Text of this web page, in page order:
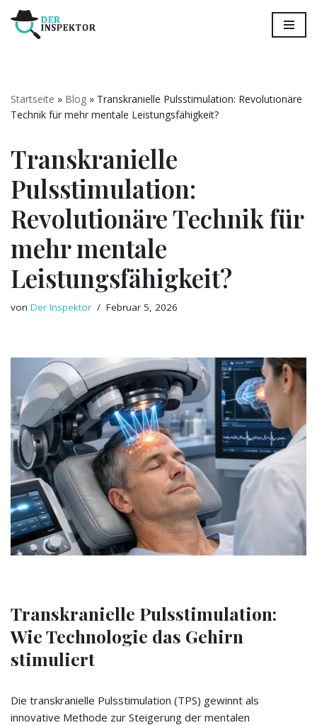
Startseite » Blog » Transkranielle Pulsstimulation: Revolutionäre
Technik für mehr mentale Leistungsfähigkeit?
Transkranielle
Pulsstimulation:
Revolutionäre Technik für
mehr mentale
Leistungsfähigkeit?
von Der Inspektor Februar 5, 2026
Transkranielle Pulsstimulation:
Wie Technologie das Gehirn
stimuliert
Die transkranielle Pulsstimulation (TPS) gewinnt als
innovative Methode zur Steigerung der mentalen